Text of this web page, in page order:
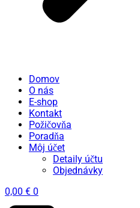
Domov
O nás
E-shop
Kontakt
Požičovňa
Poradňa
Môj účet
Detaily účtu
Objednávky
0,00 € 0